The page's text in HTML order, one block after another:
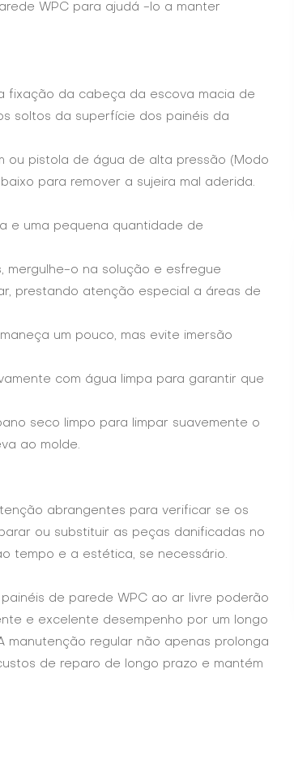
WPC para ajudá -lo a manter
fixação da cabeça da escova macia de
soltos da superfície dos painéis da
ou pistola de água de alta pressão (Modo
para remover a sujeira mal aderida.
e uma pequena quantidade de
mergulhe-o na solução e esfregue
prestando atenção especial a áreas de
um pouco, mas evite imersão
com água limpa para garantir que
seco limpo para limpar suavemente o
ao molde.
abrangentes para verificar se os
ou substituir as peças danificadas no
tempo e a estética, se necessário.
de parede WPC ao ar livre poderão
e excelente desempenho por um longo
manutenção regular não apenas prolonga
de reparo de longo prazo e mantém